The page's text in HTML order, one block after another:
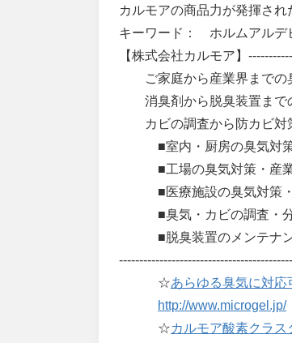
カルモアの商品力が発揮され
キーワード： ホルムアル
【株式会社カルモア】
ご家庭から産業界までの
消臭剤から脱臭装置まで
カビの調査から防カビ対
■室内・厨房の臭気対策
■工場の臭気対策・産業
■医療施設の臭気対策・
■臭気・カビの調査・分
■脱臭装置のメンテナン
☆あらゆる臭気に対応
http://www.microgel.jp/
☆カルモア酸素クラス